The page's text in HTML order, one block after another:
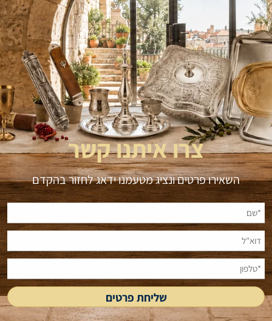
צרו איתנו קשר
השאירו פרטים ונציג מטעמנו ידאג לחזור בהקדם